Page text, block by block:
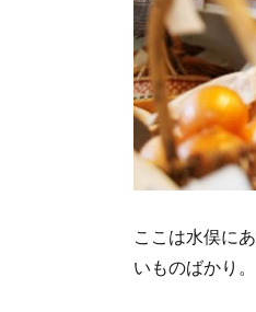
ここは水俣に
いものばかり。